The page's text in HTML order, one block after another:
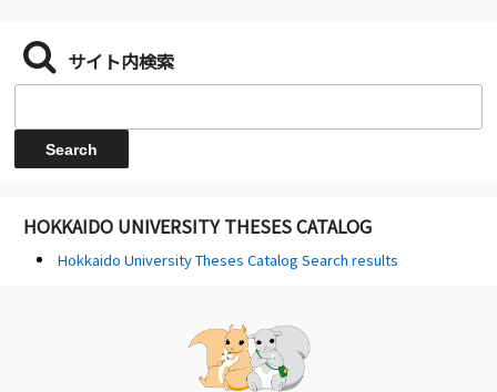
サイト内検索
HOKKAIDO UNIVERSITY THESES CATALOG
Hokkaido University Theses Catalog Search results